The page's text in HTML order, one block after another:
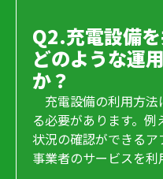
Q2.充電設備を
どのような運
か？
充電設備の利用方法
る必要があります。
状況の確認ができる
事業者のサービスを利